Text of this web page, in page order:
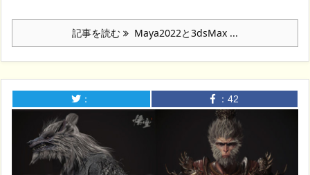
記事を読む Maya2022と3dsMax ...
： ： 42